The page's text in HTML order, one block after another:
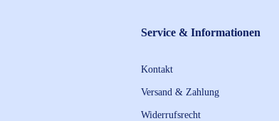
Service & Informationen
Kontakt
Versand & Zahlung
Widerrufsrecht